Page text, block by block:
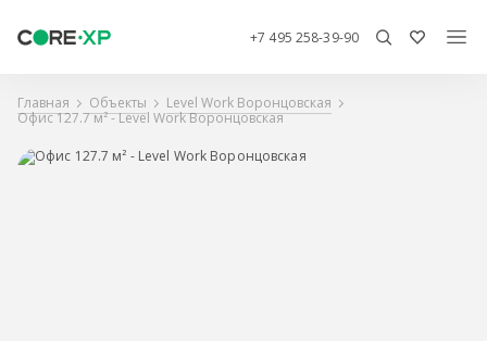
+7 495 258-39-90
Главная Объекты
Level Work Воронцовская
Офис 127.7 м² - Level Work Воронцовская